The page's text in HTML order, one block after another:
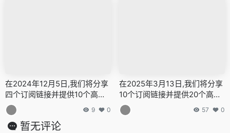
在2024年12月5日,我们将分享
四个订阅链接并提供10个高速
节点,全力打造免费的网络穿越
门户,v2ray,clash机场,科学上
网翻墙白嫖节点,免费梯子,白嫖
9 0
在2025年3月13日,我们将分享
10个订阅链接并提供20个高速
节点,全力打造免费的网络穿越
门户,v2ray,clash机场,科学上
57 0
暂无评论